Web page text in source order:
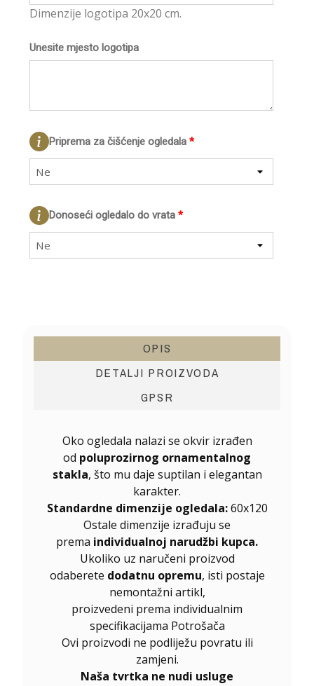
Dimenzije logotipa 20x20 cm.
Unesite mjesto logotipa
*
Priprema za čišćenje ogledala
Ne
*
Donoseći ogledalo do vrata
Ne
OPIS
DETALJI PROIZVODA
GPSR
Oko ogledala nalazi se okvir izrađen
od poluprozirnog ornamentalnog
stakla, što mu daje suptilan i elegantan
karakter.
Standardne dimenzije ogledala:60x120
Ostale dimenzije izrađuju se
prema individualnoj narudžbi kupca.
Ukoliko uz naručeni proizvod
odaberete dodatnu opremu, isti postaje
nemontažni artikl,
proizvedeni prema individualnim
specifikacijama Potrošača
Ovi proizvodi ne podliježu povratu ili
zamjeni.
Naša tvrtka ne nudi usluge